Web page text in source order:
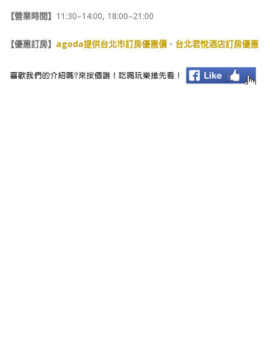
【營業時間】 11:30–14:00, 18:00–21:00
【優惠訂房】 agoda提供台北市訂房優惠價 、 台北君悅酒店訂房優惠